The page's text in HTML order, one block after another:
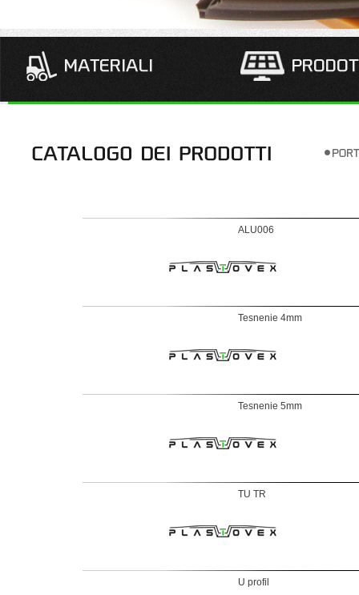
ALU006
Tesnenie 4mm
Tesnenie 5mm
TU TR
U profil